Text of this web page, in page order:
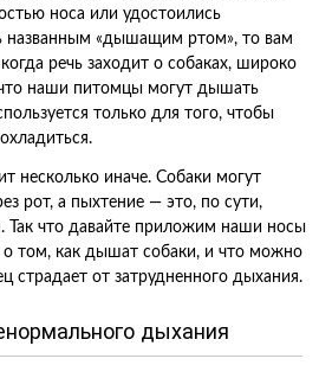
носа или удостоились
названным «дышащим ртом», то вам
речь заходит о собаках, широко
наши питомцы могут дышать
только для того, чтобы
несколько иначе. Собаки могут
рот, а пыхтение — это, по сути,
Так что давайте приложим наши носы
том, как дышат собаки, и что можно
страдает от затрудненного дыхания.
дыхания